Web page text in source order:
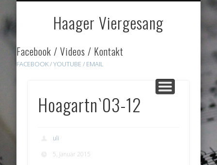
Haager Viergesang
Facebook / Videos / Kontakt
FACEBOOK /YOUTUBE / EMAIL
Hoagartn`03-12
uli
5. Januar 2015